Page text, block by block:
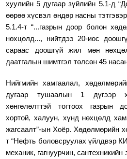
хуулийн 5 дугаар зүйлийн 5.1-д
өөрөө хүсвэл өндөр насны тэтгэвэр
5.1.4-т “...газрын доор болон
нөхцөлд..., нийтдээ 20-иос
сараас доошгүй жил мөн
даатгалын шимтгэл төлсөн 45
Нийгмийн хамгаалал,
дугаар тушаалын 1 дүгээр
хөнгөлөлттэй тогтоох газрын
хортой, халуун, хүнд нөхцөлд
жагсаалт”-ын Хоёр. Хөдөлмөрийн
т “Нефть боловсруулах үйлдвэр
механик, гагнуурчин,